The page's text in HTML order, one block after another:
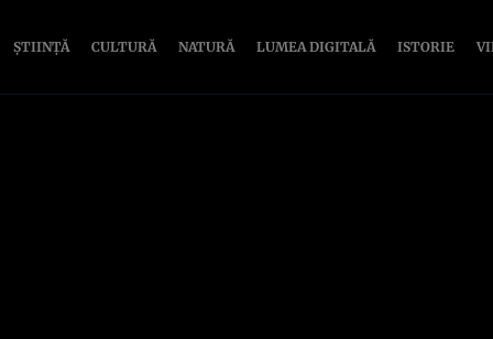
ȘTIINȚĂ CULTURĂ NATURĂ LUMEA DIGITALĂ ISTORIE